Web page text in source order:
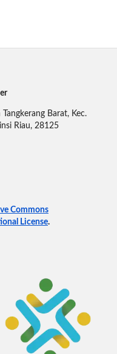
Barat, Kec.
Riau, 28125
Commons
License.